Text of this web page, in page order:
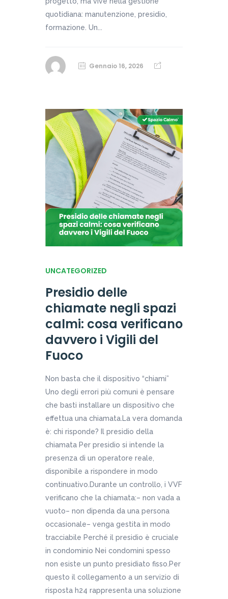
quotidiana: manutenzione, presidio,
formazione. Un...
Gennaio 16, 2026
UNCATEGORIZED
Presidio delle
chiamate negli spazi
calmi: cosa verificano
davvero i Vigili del
Fuoco
Non basta che il dispositivo “chiami”
Uno degli errori più comuni è pensare
che basti installare un dispositivo che
effettua una chiamata.La vera domanda
è: chi risponde? Il presidio della
chiamata Per presidio si intende la
presenza di un operatore reale,
disponibile a rispondere in modo
continuativo.Durante un controllo, i VVF
verificano che la chiamata:– non vada a
vuoto– non dipenda da una persona
occasionale– venga gestita in modo
tracciabile Perché il presidio è cruciale
in condominio Nei condomini spesso
non esiste un punto presidiato fisso.Per
questo il collegamento a un servizio di
risposta h24 rappresenta una soluzione